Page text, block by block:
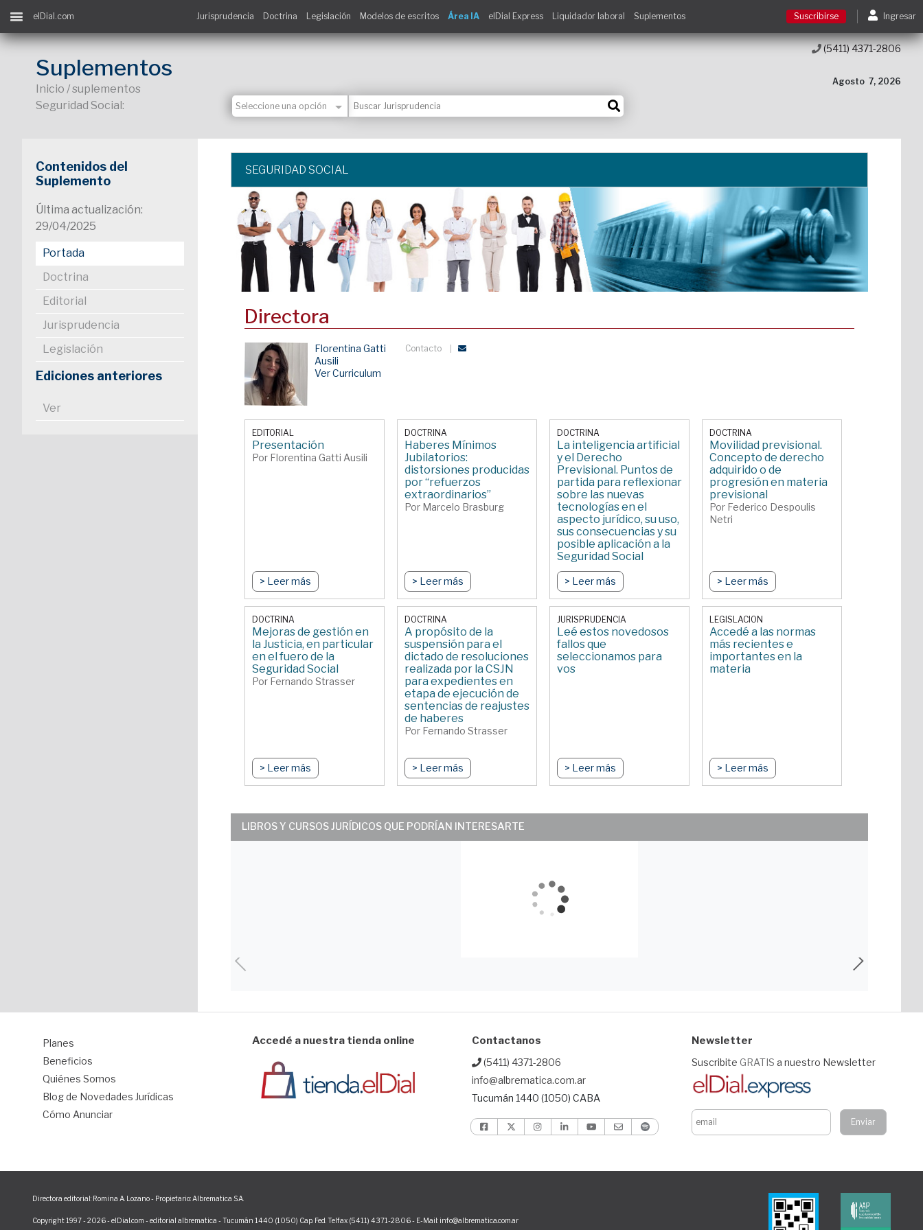
Suscribirse
Contacto
elDial.com Jurisprudencia Doctrina Legislación Modelos de escritos Área IA elDial Express Liquidador laboral Suplementos Suscribirse Ingresar
Suplementos
Inicio / suplementos
Seguridad Social:
Agosto 7, 2026
(5411) 4371-2806
Contenidos del
Suplemento
Última actualización:
29/04/2025
Portada
Doctrina
Editorial
Jurisprudencia
Legislación
Ediciones anteriores
Ver
SEGURIDAD SOCIAL
Directora
Florentina Gatti
Ausili
Ver Curriculum
Contacto
EDITORIAL
Presentación
Por Florentina Gatti Ausili
> Leer más
DOCTRINA
Haberes Mínimos
Jubilatorios:
distorsiones producidas
por “refuerzos
extraordinarios”
Por Marcelo Brasburg
> Leer más
DOCTRINA
La inteligencia artificial
y el Derecho
Previsional. Puntos de
partida para reflexionar
sobre las nuevas
tecnologías en el
aspecto jurídico, su uso,
sus consecuencias y su
posible aplicación a la
Seguridad Social
Por Leonela Magali
Sánchez
> Leer más
DOCTRINA
Movilidad previsional.
Concepto de derecho
adquirido o de
progresión en materia
previsional
Por Federico Despoulis
Netri
> Leer más
DOCTRINA
Mejoras de gestión en
la Justicia, en particular
en el fuero de la
Seguridad Social
Por Fernando Strasser
> Leer más
DOCTRINA
A propósito de la
suspensión para el
dictado de resoluciones
realizada por la CSJN
para expedientes en
etapa de ejecución de
sentencias de reajustes
de haberes
Por Fernando Strasser
> Leer más
JURISPRUDENCIA
Leé estos novedosos
fallos que
seleccionamos para
vos
> Leer más
LEGISLACION
Accedé a las normas
más recientes e
importantes en la
materia
> Leer más
LIBROS Y CURSOS JURÍDICOS QUE PODRÍAN INTERESARTE
Planes
Beneficios
Quiénes Somos
Blog de Novedades Jurídicas
Cómo Anunciar
Accedé a nuestra tienda online Contactanos
(5411) 4371-2806
info@albrematica.com.ar
Tucumán 1440 (1050) CABA
Newsletter
Suscribite GRATIS a nuestro Newsletter
Directora editorial: Romina A. Lozano - Propietario: Albrematica S.A.
Copyright 1997 - 2026 - elDial.com - editorial albrematica - Tucumán 1440 (1050) Cap. Fed. Telfax (5411) 4371-2806 - E-Mail: info@albrematica.com.ar